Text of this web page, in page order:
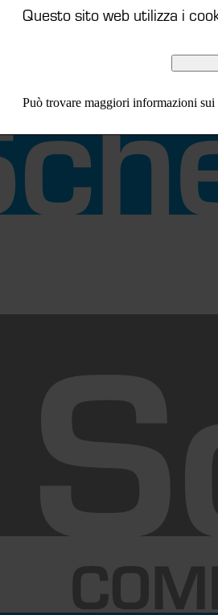
Questo sito web utilizza i
Può trovare maggiori informazioni